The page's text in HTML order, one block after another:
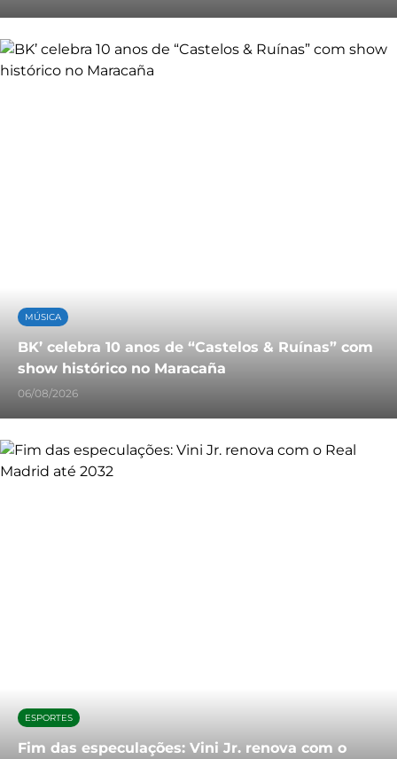
MÚSICA
BK’ celebra 10 anos de “Castelos & Ruínas” com
show histórico no Maracaña
06/08/2026
ESPORTES
Fim das especulações: Vini Jr. renova com o